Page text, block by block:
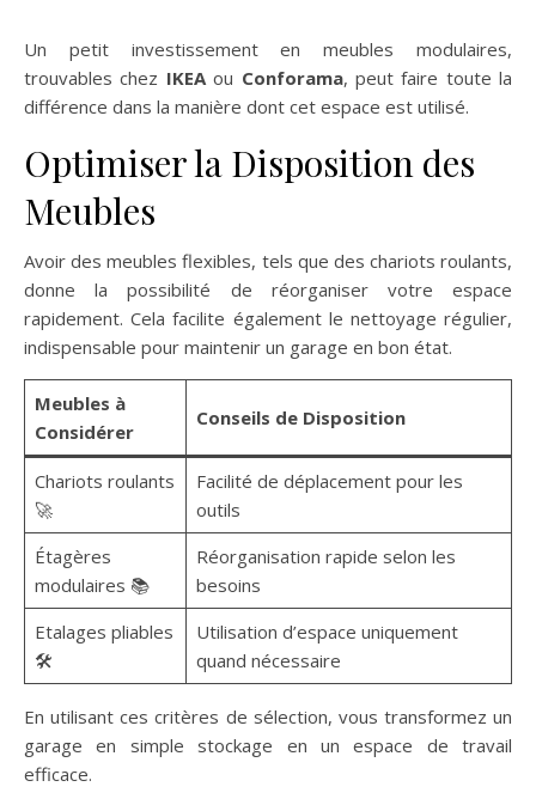
Un petit investissement en meubles modulaires,
trouvables chez IKEAou Conforama, peut faire toute la
différence dans la manière dont cet espace est utilisé.
Optimiser la Disposition des
Meubles
Avoir des meubles flexibles, tels que des chariots roulants,
donne la possibilité de réorganiser votre espace
rapidement. Cela facilite également le nettoyage régulier,
indispensable pour maintenir un garage en bon état.
Meubles à
Considérer
Conseils de Disposition
Chariots roulants
🚀
Facilité de déplacement pour les
outils
Étagères
modulaires 📚
Réorganisation rapide selon les
besoins
Etalages pliables
🛠️
Utilisation d’espace uniquement
quand nécessaire
En utilisant ces critères de sélection, vous transformez un
garage en simple stockage en un espace de travail
efficace.